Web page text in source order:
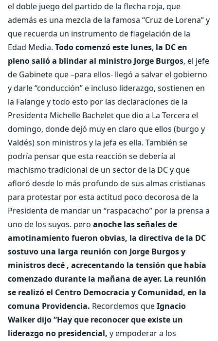
el doble juego del partido de la flecha roja, que
además es una mezcla de la famosa “Cruz de Lorena” y
que recuerda un instrumento de flagelación de la
Edad Media. Todo comenzó este lunes, la DC en
pleno salió a blindar al ministro Jorge Burgos, el jefe
de Gabinete que –para ellos- llegó a salvar el gobierno
y darle “conducción” e incluso liderazgo, sostienen en
la Falange y todo esto por las declaraciones de la
Presidenta Michelle Bachelet que dio a La Tercera el
domingo, donde dejó muy en claro que ellos (burgo y
Valdés) son ministros y la jefa es ella. También se
podría pensar que esta reacción se debería al
machismo tradicional de un sector de la DC y que
afloró desde lo más profundo de sus almas cristianas
para protestar por esta actitud poco decorosa de la
Presidenta de mandar un “raspacacho” por la prensa a
uno de los suyos. pero anoche las señales de
amotinamiento fueron obvias, la directiva de la DC
sostuvo una larga reunión con Jorge Burgos y
ministros decé , acrecentando la tensión que había
comenzado durante la mañana de ayer. La reunión
se realizó el Centro Democracia y Comunidad, en la
comuna Providencia. Recordemos queIgnacio
Walker dijo “Hay que reconocer que existe un
liderazgo no presidencial, y empoderar a los